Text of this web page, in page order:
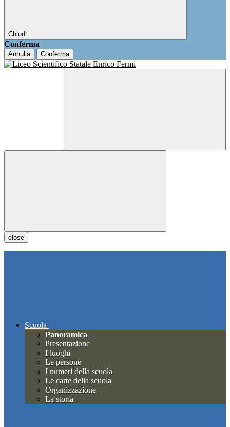
Chiudi
Conferma
Annulla Conferma
close
Scuola
Panoramica
Presentazione
I luoghi
Le persone
I numeri della scuola
Le carte della scuola
Organizzazione
La storia